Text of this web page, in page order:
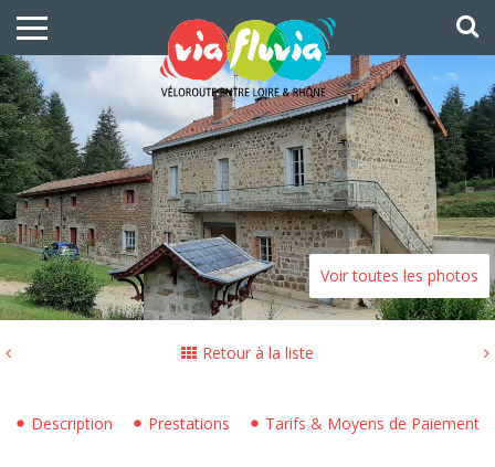
Voir toutes les photos
Retour à la liste
Description Prestations Tarifs & Moyens de Paiement